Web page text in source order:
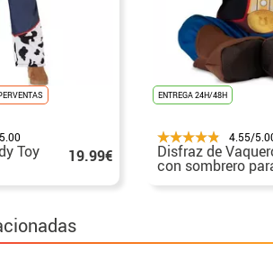
Toy 19.99€
ENTREGA 24H/48H
4.55/
Disfraz de
con sombrero